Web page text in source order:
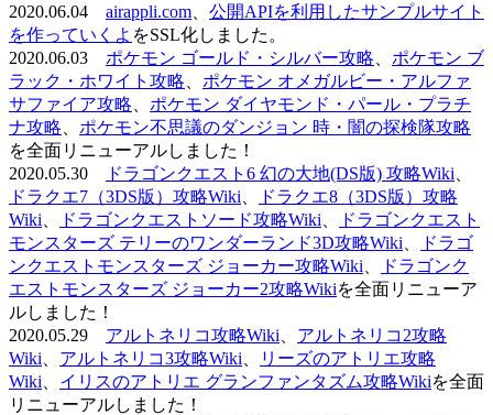
2020.06.04 airappli.com
公開APIを利用したサンプルサイト
を作っていくよ をSSL化しました。
2020.06.03 ポケモン ゴールド・シルバー攻略
ポケモン ブ
ラック・ホワイト攻略
ポケモン オメガルビー・アルファ
サファイア攻略
ポケモン ダイヤモンド・パール・プラチ
ナ攻略
ポケモン不思議のダンジョン 時・闇の探検隊攻略
を全面リニューアルしました！
2020.05.30
ドラゴンクエスト6 幻の大地(DS版) 攻略Wiki
ドラクエ7（3DS版）攻略Wiki
ドラクエ8（3DS版）攻略
Wiki
ドラゴンクエストソード攻略Wiki
ドラゴンクエスト
モンスターズ テリーのワンダーランド3D攻略Wiki
ドラゴ
ンクエストモンスターズ ジョーカー攻略Wiki
ドラゴンク
エストモンスターズ ジョーカー2攻略Wikiを全面リニューア
ルしました！
2020.05.29 アルトネリコ攻略Wiki
アルトネリコ2攻略
Wiki
アルトネリコ3攻略Wiki
リーズのアトリエ攻略
Wiki
イリスのアトリエ グランファンタズム攻略Wikiを全面
リニューアルしました！